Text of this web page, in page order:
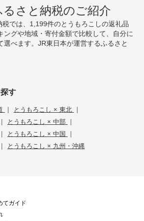
るさと納税のご紹介
では、1,199件のとうもろこしの返礼品
ングや地域・寄付金額で比較して、自分に
選べます。JR東日本が運営するふるさと
す
| とうもろこし × 東北 |
| とうもろこし × 中部 |
| とうもろこし × 中国 |
| とうもろこし × 九州・沖縄
てガイド